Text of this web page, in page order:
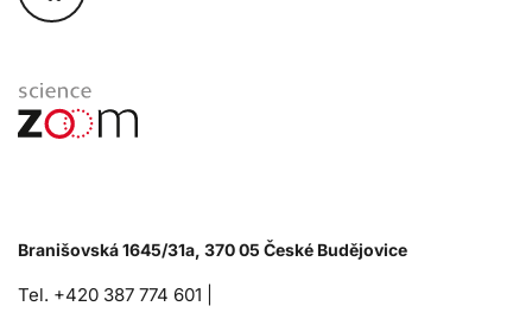
Branišovská 1645/31a, 370 05 České Budějovice
Tel. +420 387 774 601 |